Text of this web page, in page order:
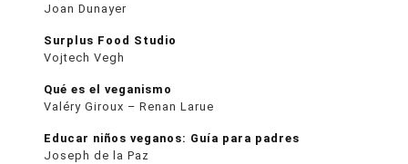
Joan Dunayer
Surplus Food Studio
Vojtech Vegh
Qué es el veganismo
Valéry Giroux – Renan Larue
Educar niños veganos: Guía para padres
Joseph de la Paz